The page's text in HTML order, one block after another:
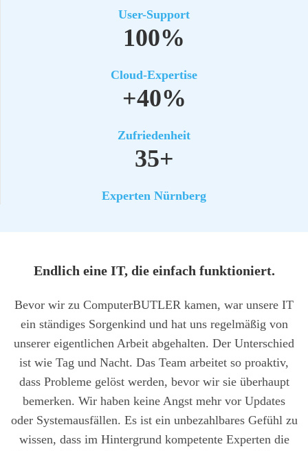
User-Sup­port
100%
Cloud-Exper­ti­se
+40%
Zufrie­den­heit
35+
Exper­ten Nürn­berg
End­lich eine IT, die ein­fach funk­tio­niert.
Bevor wir zu Com­pu­ter­BUT­LER kamen, war unse­re IT
ein stän­di­ges Sor­gen­kind und hat uns regel­mä­ßig von
unse­rer eigent­li­chen Arbeit abge­hal­ten. Der Unter­schied
ist wie Tag und Nacht. Das Team arbei­tet so pro­ak­tiv,
dass Pro­ble­me gelöst wer­den, bevor wir sie über­haupt
bemer­ken. Wir haben kei­ne Angst mehr vor Updates
oder Sys­tem­aus­fäl­len. Es ist ein unbe­zahl­ba­res Gefühl zu
wis­sen, dass im Hin­ter­grund kom­pe­ten­te Exper­ten die